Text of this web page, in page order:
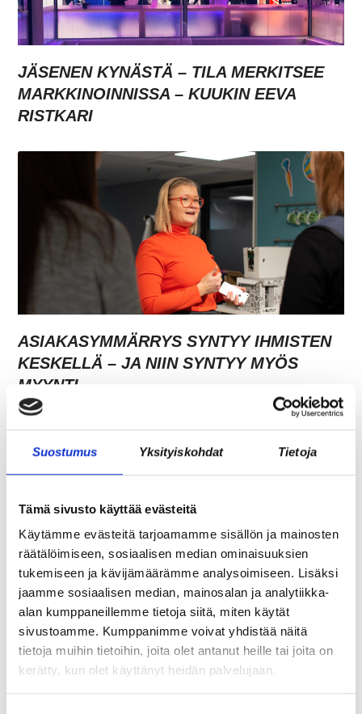
Suostumus Yksityiskohdat Tietoja
Tämä sivusto käyttää evästeitä
Käytämme evästeitä tarjoamamme sisällön ja mainosten
räätälöimiseen, sosiaalisen median ominaisuuksien
tukemiseen ja kävijämäärämme analysoimiseen. Lisäksi
jaamme sosiaalisen median, mainosalan ja analytiikka-
alan kumppaneillemme tietoja siitä, miten käytät
sivustoamme. Kumppanimme voivat yhdistää näitä
tietoja muihin tietoihin, joita olet antanut heille tai joita on
kerätty, kun olet käyttänyt heidän palvelujaan.
JÄSENEN KYNÄSTÄ – TILA MERKITSEE
MARKKINOINNISSA – KUUKIN EEVA
RISTKARI
ASIAKASYMMÄRRYS SYNTYY IHMISTEN
KESKELLÄ – JA NIIN SYNTYY MYÖS
MYYNTI
TARJOAVATKO COWORKING-TILAT
KOKOUSTILOJA?